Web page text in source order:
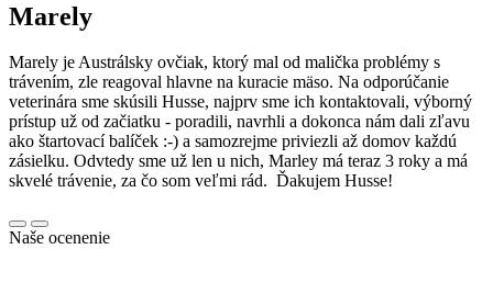
Marely
Marely je Austrálsky ovčiak, ktorý mal od malička problémy s
trávením, zle reagoval hlavne na kuracie mäso. Na odporúčanie
veterinára sme skúsili Husse, najprv sme ich kontaktovali, výborný
prístup už od začiatku - poradili, navrhli a dokonca nám dali zľavu
ako štartovací balíček :-) a samozrejme priviezli až domov každú
zásielku. Odvtedy sme už len u nich, Marley má teraz 3 roky a má
skvelé trávenie, za čo som veľmi rád. Ďakujem Husse!
Naše ocenenie